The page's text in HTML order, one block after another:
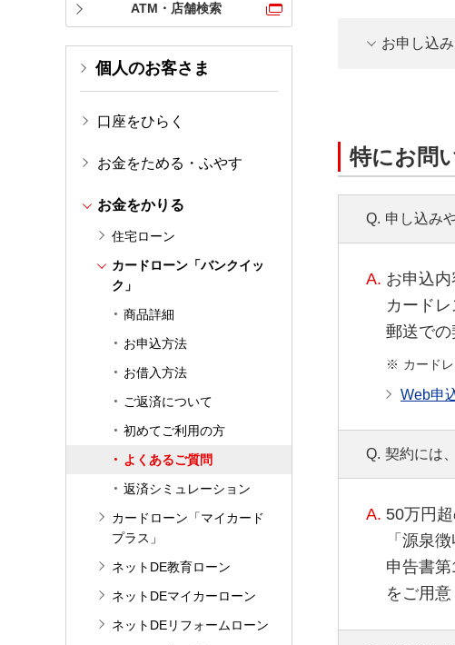
ATM・店舗検索
個人のお客さま
口座をひらく
お金をためる・ふやす
お金をかりる
住宅ローン
カードローン「バンクイッ
ク」
商品詳細
お申込方法
お借入方法
ご返済について
初めてご利用の方
よくあるご質問
返済シミュレーション
カードローン「マイカード
プラス」
ネットDE教育ローン
ネットDEマイカーローン
ネットDEリフォームローン
お申し込
特にお問
Q. 申し込み
A. お申込内
カード
郵送での
カード
Web申
Q. 契約には
A. 50万円
「源泉
申告書
をご用意